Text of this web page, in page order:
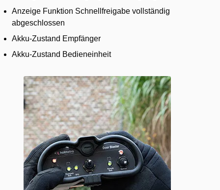
Anzeige Funktion Schnellfreigabe vollständig
abgeschlossen
Akku-Zustand Empfänger
Akku-Zustand Bedieneinheit